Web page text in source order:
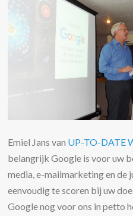
Emiel Jans van UP-TO-DATE
belangrijk Google is voor uw
media, e-mailmarketing en de
eenvoudig te scoren bij uw
Google nog voor ons in petto